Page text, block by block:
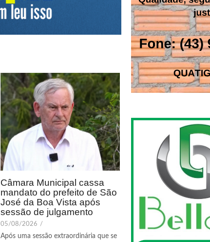
Câmara Municipal cassa
mandato do prefeito de São
José da Boa Vista após
sessão de julgamento
05/08/2026 /
Após uma sessão extraordinária que se